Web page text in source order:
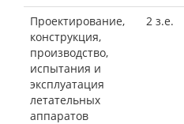
Проектирование,
конструкция,
производство,
испытания и
эксплуатация
летательных
аппаратов
2 з.е.